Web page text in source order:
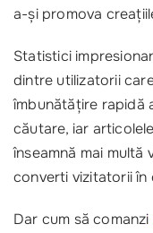
a-și promova
Statistici
dintre utilizatorii
îmbunătățire rapidă
căutare, iar
înseamnă mai
converti vizitatorii în
Dar cum să comanzi